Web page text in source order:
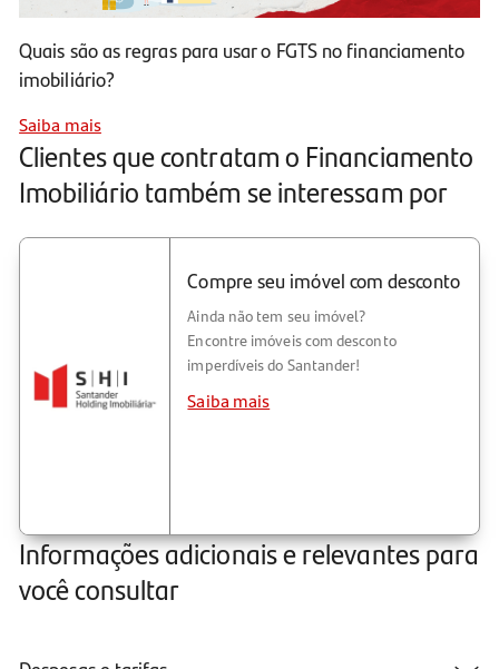
Quais são as regras para usar o FGTS no financiamento
imobiliário?
Saiba mais
Clientes que contratam o Financiamento
Imobiliário também se interessam por
Compre seu imóvel com desconto
Ainda não tem seu imóvel?
Encontre imóveis com desconto
imperdíveis do Santander!
Saiba mais
Informações adicionais e relevantes para
você consultar